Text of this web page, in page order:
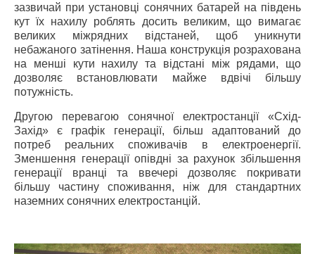
зазвичай при установці сонячних батарей на південь
кут їх нахилу роблять досить великим, що вимагає
великих міжрядних відстаней, щоб уникнути
небажаного затінення. Наша конструкція розрахована
на менші кути нахилу та відстані між рядами, що
дозволяє встановлювати майже вдвічі більшу
потужність.
Другою перевагою сонячної електростанції «Схід-
Захід» є графік генерації, більш адаптований до
потреб реальних споживачів в електроенергії.
Зменшення генерації опівдні за рахунок збільшення
генерації вранці та ввечері дозволяє покривати
більшу частину споживання, ніж для стандартних
наземних сонячних електростанцій.